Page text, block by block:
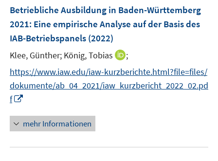
F
n
s
t
r
ö
f
n
e
n
Betriebliche Ausbildung in Baden-Württemberg
2021: Eine empirische Analyse auf der Basis des
IAB-Betriebspanels (2022)
Klee, Günther; König, Tobias
I
n
e
e
;
https://www.iaw.edu/iaw-kurzberichte.html?file=files/
dokumente/ab_04_2021/iaw_kurzbericht_2022_02.pd
f
n
e
u
mehr Informationen